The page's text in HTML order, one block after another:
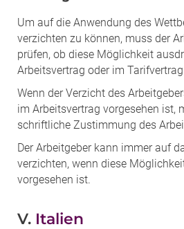
Um auf die Anwendung des
verzichten zu können, muss der
prüfen, ob diese Möglichkeit
Arbeitsvertrag oder im
Wenn der Verzicht des
im Arbeitsvertrag vorgesehen ist,
schriftliche Zustimmung des
Der Arbeitgeber kann immer auf
verzichten, wenn diese
vorgesehen ist.
V. Italien